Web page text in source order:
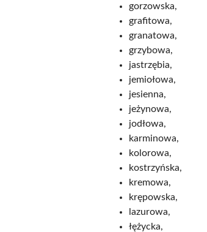
gorzowska,
grafitowa,
granatowa,
grzybowa,
jastrzębia,
jemiołowa,
jesienna,
jeżynowa,
jodłowa,
karminowa,
kolorowa,
kostrzyńska,
kremowa,
krępowska,
lazurowa,
łężycka,